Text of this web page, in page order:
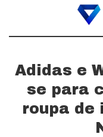
Adidas e
se para
roupa de